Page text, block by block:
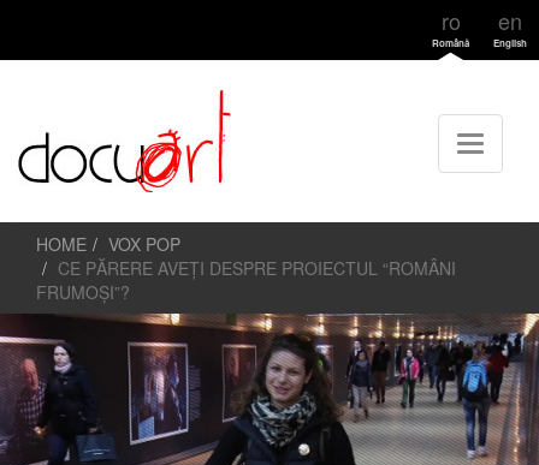
ro
Română
en
English
HOME
VOX POP
CE PĂRERE AVEȚI DESPRE PROIECTUL “ROMÂNI
FRUMOȘI”?